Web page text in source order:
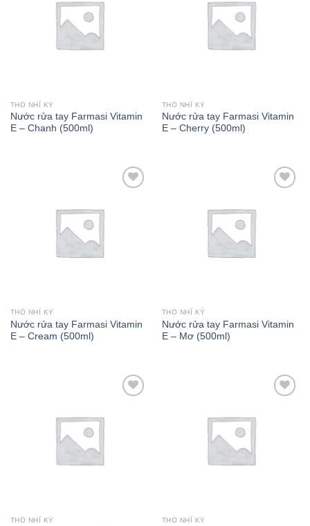
Add to wishlist
THỔ NHĨ KỲ
Nước rửa tay Farmasi Vitamin
E – Chanh (500ml)
Add to wishlist
THỔ NHĨ KỲ
Nước rửa tay Farmasi Vitamin
E – Cherry (500ml)
Add to wishlist
THỔ NHĨ KỲ
Nước rửa tay Farmasi Vitamin
E – Cream (500ml)
Add to wishlist
THỔ NHĨ KỲ
Nước rửa tay Farmasi Vitamin
E – Mơ (500ml)
Add to wishlist
THỔ NHĨ KỲ
Add to wishlist
THỔ NHĨ KỲ